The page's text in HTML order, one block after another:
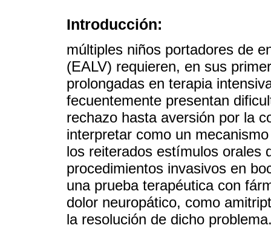
Introducción:
múltiples niños portadores de
(EALV) requieren, en sus
prolongadas en terapia
fecuentemente presentan
rechazo hasta aversión por la
interpretar como un
los reiterados estímulos orales
procedimientos invasivos en
una prueba terapéutica con
dolor neuropático, como
la resolución de dicho